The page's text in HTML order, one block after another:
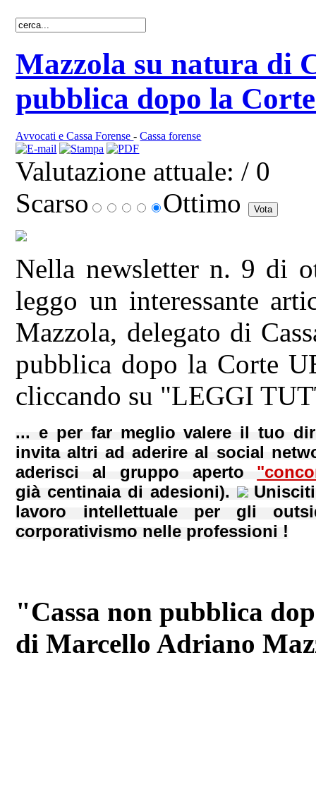
Mazzola su natura di
pubblica dopo la
Avvocati e Cassa Forense-Cassa forense
Valutazione attuale: / 0
Scarso
Ottimo
Nella newsletter n. 9 di
leggo un interessante
Mazzola, delegato di
pubblica dopo la Corte
cliccando su "LEGGI
... e per far meglio valere il tuo
invita altri ad aderire al social
aderisci al gruppo aperto
già centinaia di adesioni).
lavoro intellettuale per gli
corporativismo nelle professioni !
"Cassa non pubblica
di Marcello Adriano